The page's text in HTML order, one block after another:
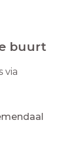
buurt
via